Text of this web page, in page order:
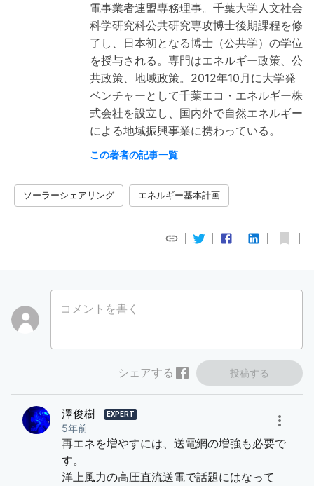
電事業者連盟専務理事。千葉大学人文社会
科学研究科公共研究専攻博士後期課程を修
了し、日本初となる博士（公共学）の学位
を授与される。専門はエネルギー政策、公
共政策、地域政策。2012年10月に大学発
ベンチャーとして千葉エコ・エネルギー株
式会社を設立し、国内外で自然エネルギー
による地域振興事業に携わっている。
この著者の記事一覧
ソーラーシェアリング エネルギー基本計画
コメントを書く
投稿する
シェアする
澤俊樹 EXPERT
5年前
再エネを増やすには、送電網の増強も必要で
す。
洋上風力の高圧直流送電で話題にはなって